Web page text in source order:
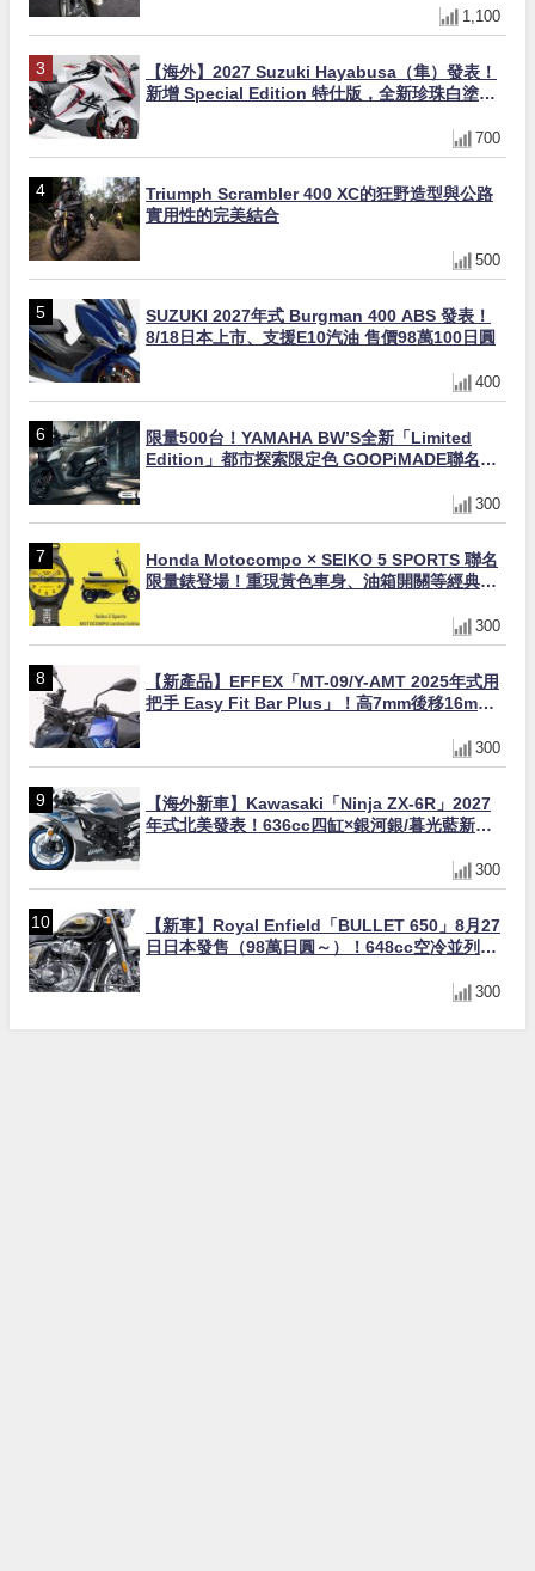
1,100
【海外】2027 Suzuki Hayabusa（隼）發表！
新增 Special Edition 特仕版，全新珍珠白塗裝
700
Triumph Scrambler 400 XC的狂野造型與公路
實用性的完美結合
500
SUZUKI 2027年式 Burgman 400 ABS 發表！
8/18日本上市、支援E10汽油 售價98萬100日圓
400
限量500台！YAMAHA BW’S全新「Limited
Edition」都市探索限定色 GOOPiMADE聯名包
300
Honda Motocompo × SEIKO 5 SPORTS 聯名
限量錶登場！重現黃色車身、油箱開關等經典設
300
【新產品】EFFEX「MT-09/Y-AMT 2025年式用
把手 Easy Fit Bar Plus」！高7mm後移16mm
300
【海外新車】Kawasaki「Ninja ZX-6R」2027
年式北美發表！636cc四缸×銀河銀/暮光藍新色
300
【新車】Royal Enfield「BULLET 650」8月27
日日本發售（98萬日圓～）！648cc空冷並列雙
300